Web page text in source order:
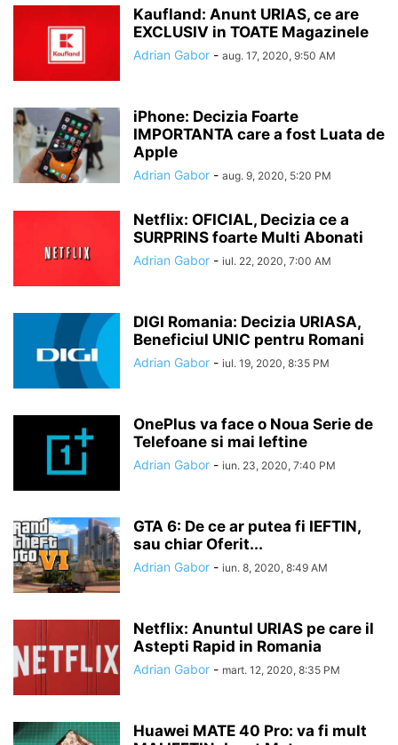
Kaufland: Anunt URIAS, ce are
EXCLUSIV in TOATE Magazinele
Adrian Gabor - aug. 17, 2020, 9:50 AM
iPhone: Decizia Foarte
IMPORTANTA care a fost Luata de
Apple
Adrian Gabor - aug. 9, 2020, 5:20 PM
Netflix: OFICIAL, Decizia ce a
SURPRINS foarte Multi Abonati
Adrian Gabor - iul. 22, 2020, 7:00 AM
DIGI Romania: Decizia URIASA,
Beneficiul UNIC pentru Romani
Adrian Gabor - iul. 19, 2020, 8:35 PM
OnePlus va face o Noua Serie de
Telefoane si mai Ieftine
Adrian Gabor - iun. 23, 2020, 7:40 PM
GTA 6: De ce ar putea fi IEFTIN,
sau chiar Oferit...
Adrian Gabor - iun. 8, 2020, 8:49 AM
Netflix: Anuntul URIAS pe care il
Astepti Rapid in Romania
Adrian Gabor - mart. 12, 2020, 8:35 PM
Huawei MATE 40 Pro: va fi mult